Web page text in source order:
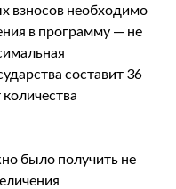
взносов необходимо
в программу — не
составит 36
было получить не